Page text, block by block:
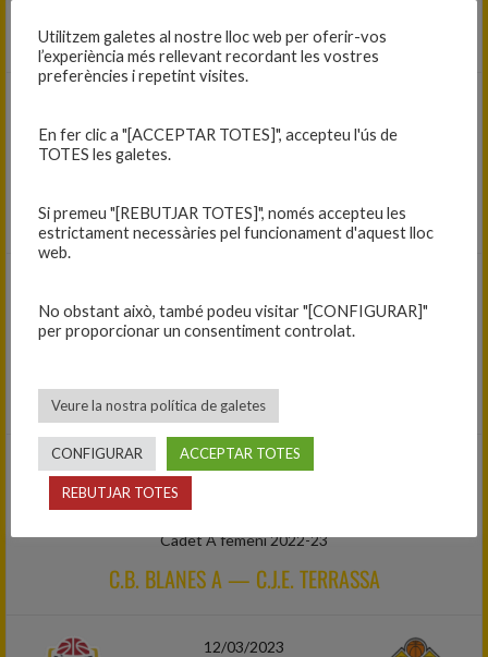
C.B. BLANES A — M. BOET MATARÓ 3 V.
61-37
SESE — C.B. BLANES A
77-63
C.B. BLANES A — B. DRAFT GRAMENET
Cadet A femení 2022-23
C.B. BLANES A — C.J.E. TERRASSA
12/03/2023
Utilitzem galetes al nostre lloc web per oferir-vos
l’experiència més rellevant recordant les vostres
preferències i repetint visites.
En fer clic a "[ACCEPTAR TOTES]", accepteu l'ús de
TOTES les galetes.
Si premeu "[REBUTJAR TOTES]", només accepteu les
estrictament necessàries pel funcionament d'aquest lloc
web.
No obstant això, també podeu visitar "[CONFIGURAR]"
per proporcionar un consentiment controlat.
Veure la nostra política de galetes
CONFIGURAR ACCEPTAR TOTES
REBUTJAR TOTES